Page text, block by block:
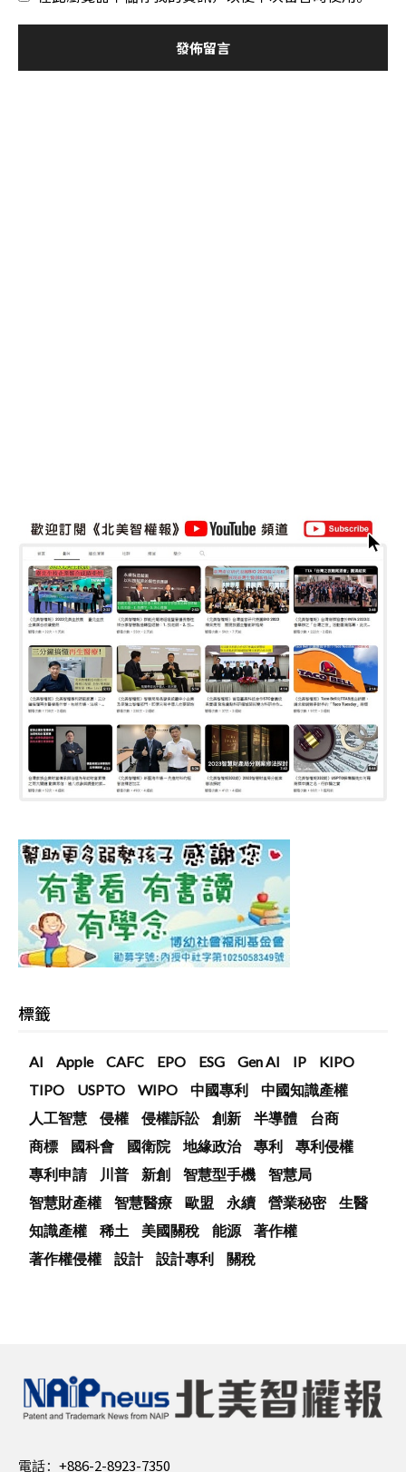
標籤
AI Apple CAFC EPO ESG Gen AI IP
KIPO
TIPO
USPTO WIPO 中國專利
中國知識產權
人工智慧
侵權 侵權訴訟 創新 半導體
台商
商標
國科會 國衛院 地緣政治 專利
專利侵權
專利申請
川普 新創 智慧型手機
智慧局
智慧財產權
智慧醫療 歐盟 永續 營業秘密
生醫
知識產權
稀土 美國關稅 能源
著作權
著作權侵權
設計 設計專利 關稅
電話： +886-2-8923-7350